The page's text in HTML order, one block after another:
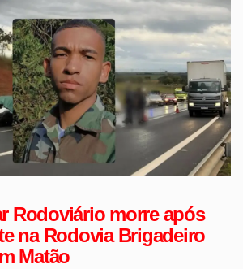
Rodoviário morre após
na Rodovia Brigadeiro
Matão